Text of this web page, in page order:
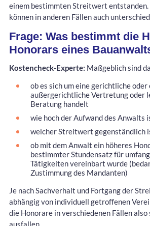
einem bestimmten Streitwert
können in anderen Fällen auch
Frage: Was bestimmt die
Honorars eines
Kostencheck-Experte: Maßgeblich sind
ob es sich um eine gerichtliche oder
außergerichtliche Vertretung oder
Beratung handelt
wie hoch der Aufwand des Anwalts
welcher Streitwert gegenständlich
ob mit dem Anwalt ein höheres
bestimmter Stundensatz für
Tätigkeiten vereinbart wurde
Zustimmung des Mandanten)
Je nach Sachverhalt und Fortgang der
abhängig von individuell getroffenen
die Honorare in verschiedenen Fällen
ausfallen.